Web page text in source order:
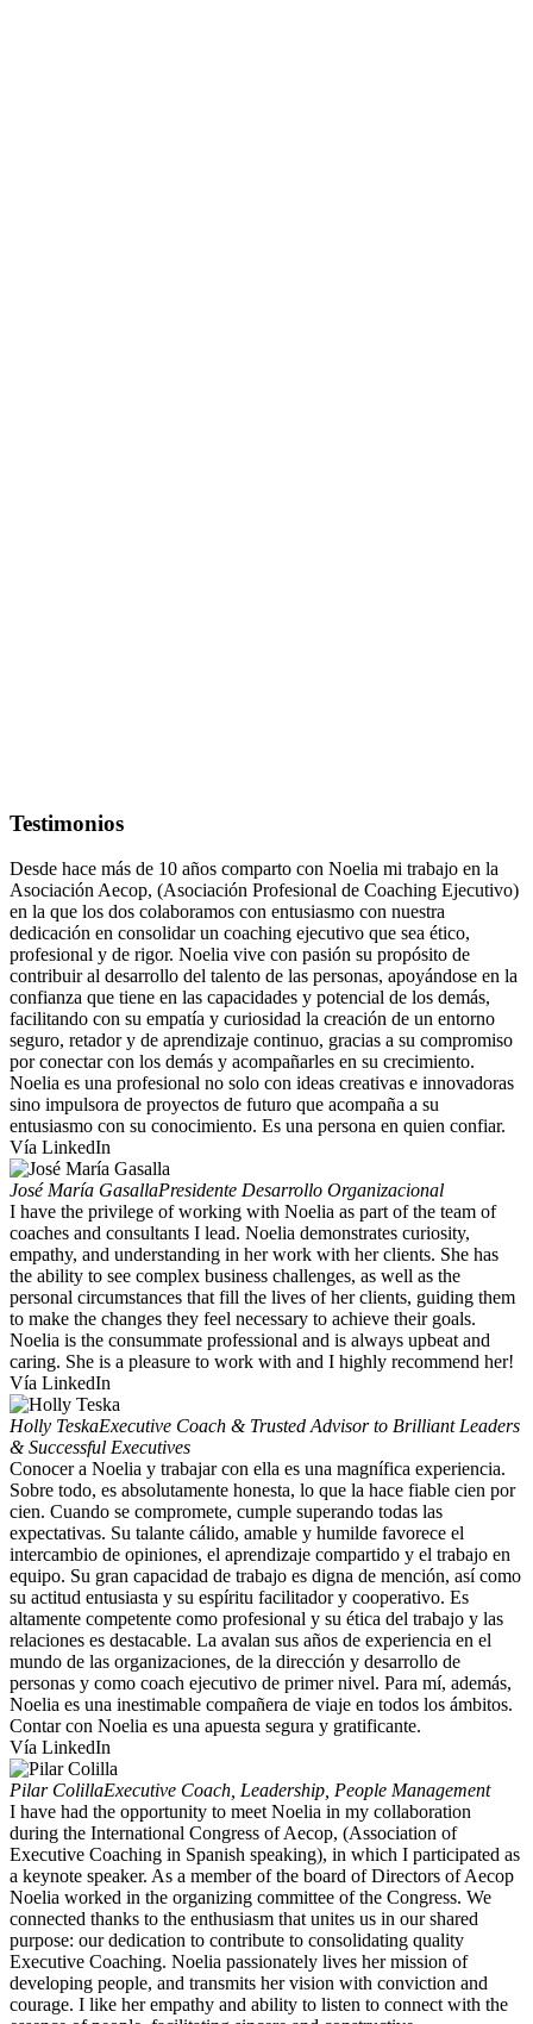
Testimonios
Desde hace más de 10 años comparto con Noelia mi trabajo en la
Asociación Aecop, (Asociación Profesional de Coaching Ejecutivo)
en la que los dos colaboramos con entusiasmo con nuestra
dedicación en consolidar un coaching ejecutivo que sea ético,
profesional y de rigor. Noelia vive con pasión su propósito de
contribuir al desarrollo del talento de las personas, apoyándose en la
confianza que tiene en las capacidades y potencial de los demás,
facilitando con su empatía y curiosidad la creación de un entorno
seguro, retador y de aprendizaje continuo, gracias a su compromiso
por conectar con los demás y acompañarles en su crecimiento.
Noelia es una profesional no solo con ideas creativas e innovadoras
sino impulsora de proyectos de futuro que acompaña a su
entusiasmo con su conocimiento. Es una persona en quien confiar.
Vía LinkedIn
José María GasallaPresidente Desarrollo Organizacional
I have the privilege of working with Noelia as part of the team of
coaches and consultants I lead. Noelia demonstrates curiosity,
empathy, and understanding in her work with her clients. She has
the ability to see complex business challenges, as well as the
personal circumstances that fill the lives of her clients, guiding them
to make the changes they feel necessary to achieve their goals.
Noelia is the consummate professional and is always upbeat and
caring. She is a pleasure to work with and I highly recommend her!
Vía LinkedIn
Holly TeskaExecutive Coach & Trusted Advisor to Brilliant Leaders
& Successful Executives
Conocer a Noelia y trabajar con ella es una magnífica experiencia.
Sobre todo, es absolutamente honesta, lo que la hace fiable cien por
cien. Cuando se compromete, cumple superando todas las
expectativas. Su talante cálido, amable y humilde favorece el
intercambio de opiniones, el aprendizaje compartido y el trabajo en
equipo. Su gran capacidad de trabajo es digna de mención, así como
su actitud entusiasta y su espíritu facilitador y cooperativo. Es
altamente competente como profesional y su ética del trabajo y las
relaciones es destacable. La avalan sus años de experiencia en el
mundo de las organizaciones, de la dirección y desarrollo de
personas y como coach ejecutivo de primer nivel. Para mí, además,
Noelia es una inestimable compañera de viaje en todos los ámbitos.
Contar con Noelia es una apuesta segura y gratificante.
Vía LinkedIn
Pilar ColillaExecutive Coach, Leadership, People Management
I have had the opportunity to meet Noelia in my collaboration
during the International Congress of Aecop, (Association of
Executive Coaching in Spanish speaking), in which I participated as
a keynote speaker. As a member of the board of Directors of Aecop
Noelia worked in the organizing committee of the Congress. We
connected thanks to the enthusiasm that unites us in our shared
purpose: our dedication to contribute to consolidating quality
Executive Coaching. Noelia passionately lives her mission of
developing people, and transmits her vision with conviction and
courage. I like her empathy and ability to listen to connect with the